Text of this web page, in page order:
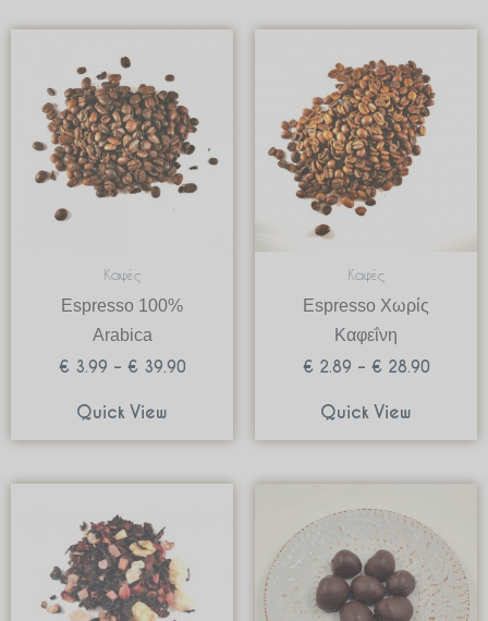
Καφές
Espresso 100%
Arabica
€ 3.99 – € 39.90
€ 39.90
Quick View
Καφές
Espresso Χωρίς
Καφεΐνη
€ 2.89 – € 28.90
€ 2.89
through
€ 28.90
Quick View
€ 41.85
€ 3.99
through
€ 39.90